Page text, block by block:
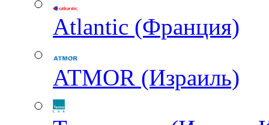
Atlantic (Франция)
ATMOR (Израиль)